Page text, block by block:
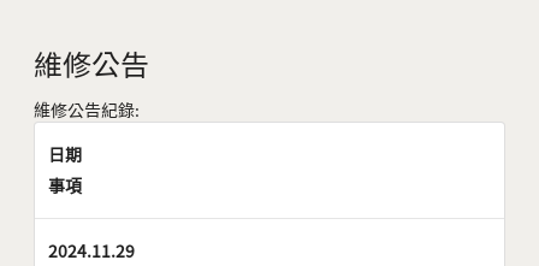
維修公告
維修公告紀錄:
日期
事項
2024.11.29